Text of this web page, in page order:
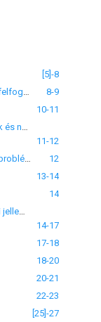
[5]-8
8-9
10-11
11-12
12
13-14
14
14-17
17-18
18-20
20-21
22-23
[25]-27